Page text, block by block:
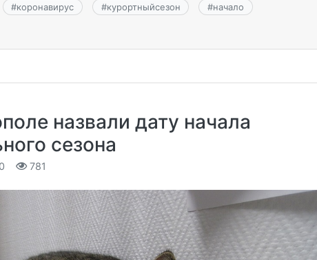
#коронавирус #курортныйсезон #начало
назвали дату начала
сезона
781